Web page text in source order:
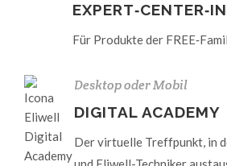
Für Produkte der
Desktop oder Mobil
DIGITAL ACADEMY
Der virtuelle Treffpunkt, in